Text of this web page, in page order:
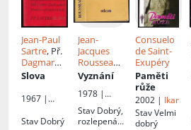
Jean-Paul
Sartre, Př.
Dagmar
Steinová
Slova
1967 |
fronta
Stav Dobrý
Jean-
Jacques
Rousseau,
Př.Luděk
Kult
Vyznání
1978 |
Stav Dobrý,
rozlepená
Consuelo
de Saint-
Exupéry
Paměti
růže
2002 | Ikar
StavVelmi
dobrý